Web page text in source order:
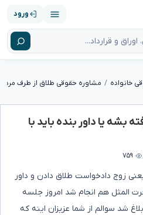
ورود
خانواده مشاوره حقوقی طلاق از طرف مرد
بشه یا داور بنده باید با
۷۵۹
زوج دادخواست طلاق دادن و داور
المثل هم انجام شد امروز جلسه
شد سوالم از شما عزیزان اینه که